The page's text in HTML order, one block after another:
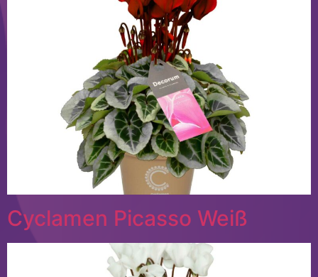
Cyclamen Picasso Weiß